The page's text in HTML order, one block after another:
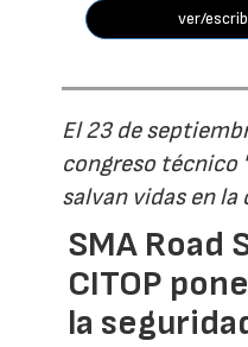
ver/
El 23 de
congreso técnico
salvan vidas en la
SMA Road
CITOP
la